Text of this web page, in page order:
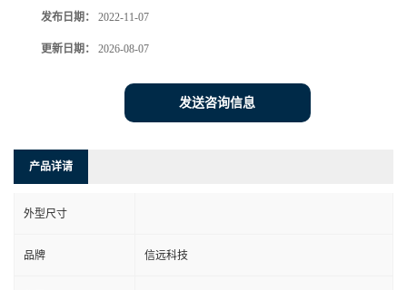
发布日期： 2022-11-07
更新日期： 2026-08-07
发送咨询信息
产品详请
外型尺寸
品牌 信远科技